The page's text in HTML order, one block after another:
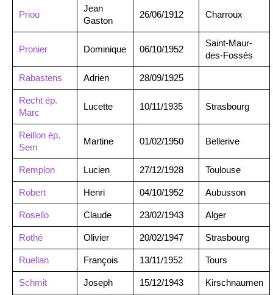
Priou
Jean
Gaston
26/06/1912 Charroux
Pronier Dominique 06/10/1952
Saint-Maur-
des-Fossés
Rabastens Adrien 28/09/1925
Recht ép.
Marc
Lucette 10/11/1935 Strasbourg
Reillon ép.
Sem
Martine 01/02/1950 Bellerive
Remplon Lucien 27/12/1928 Toulouse
Robert Henri 04/10/1952 Aubusson
Rosello Claude 23/02/1943 Alger
Rothé Olivier 20/02/1947 Strasbourg
Ruellan François 13/11/1952 Tours
Schmit Joseph 15/12/1943 Kirschnaumen